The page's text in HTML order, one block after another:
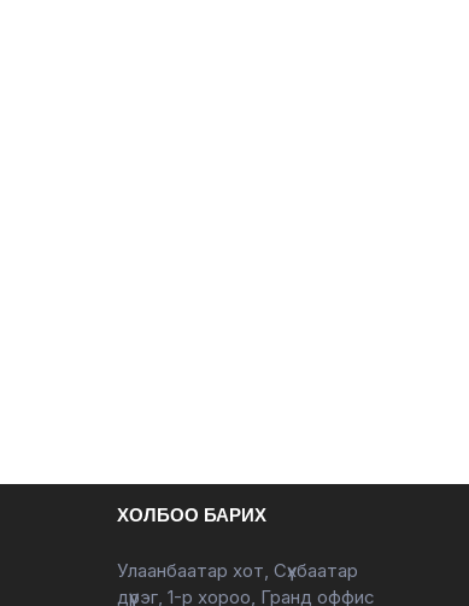
ХОЛБОО БАРИХ
Улаанбаатар хот, Сүхбаатар
дүүрэг, 1-р хороо, Гранд оффис